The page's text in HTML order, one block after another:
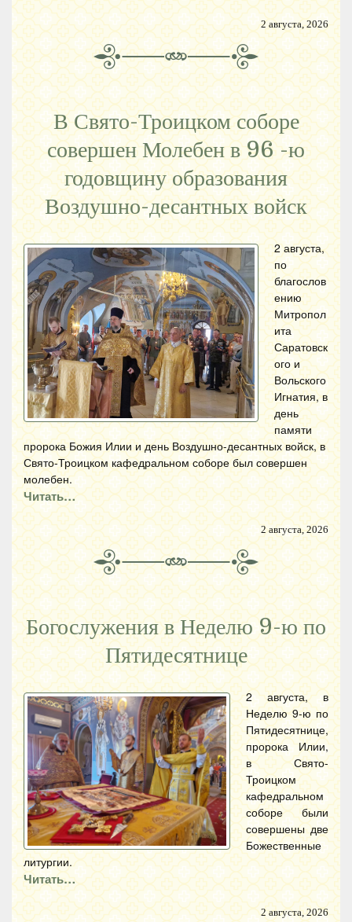
2 августа, 2026
В Свято-Троицком соборе
совершен Молебен в 96 -ю
годовщину образования
Воздушно-десантных войск
2 августа,
по
благослов
ению
Митропол
ита
Саратовск
ого и
Вольского
Игнатия, в
день
памяти
пророка Божия Илии и день Воздушно-десантных войск, в
Свято-Троицком кафедральном соборе был совершен
молебен.
Читать…
2 августа, 2026
Богослужения в Неделю 9-ю по
Пятидесятнице
2 августа, в
Неделю 9-ю по
Пятидесятнице,
пророка Илии,
в Свято-
Троицком
кафедральном
соборе были
совершены две
Божественные
литургии.
Читать…
2 августа, 2026